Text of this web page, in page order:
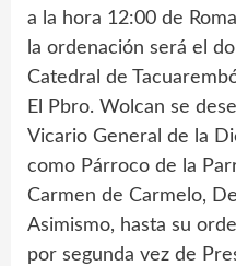
a la hora 12:00 de
la ordenación será el
Catedral de
El Pbro. Wolcan se
Vicario General de la
como Párroco de la
Carmen de Carmelo,
Asimismo, hasta su
por segunda vez de